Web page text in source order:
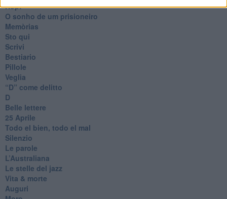
Hop!
O sonho de um prisioneiro
Memòrias
Sto qui
Scrivi
Bestiario
Pillole
Veglia
​“D” come delitto
D
Belle lettere
25 Aprile
Todo el bien, todo el mal
Silenzio
Le parole
​L’Australiana
Le stelle del jazz
Vita & morte
Auguri